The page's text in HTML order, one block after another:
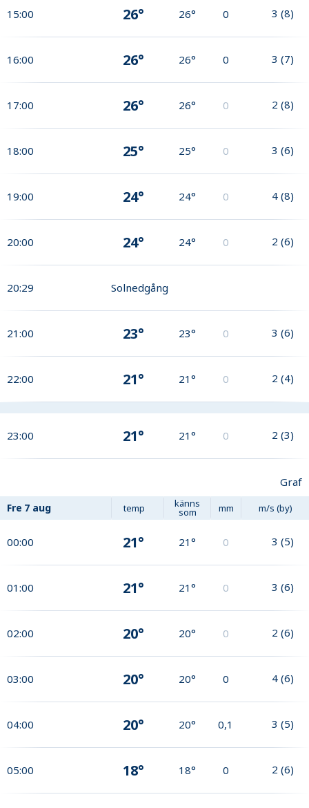
15:00 26° 26° 0 3 (8)
16:00 26° 26° 0 3 (7)
17:00 26° 26° 0 2 (8)
18:00 25° 25° 0 3 (6)
19:00 24° 24° 0 4 (8)
20:00 24° 24° 0 2 (6)
20:29 Solnedgång
21:00 23° 23° 0 3 (6)
22:00 21° 21° 0 2 (4)
23:00 21° 21° 0 2 (3)
Graf
Fre 7 aug temp känns
som mm m/s (by)
00:00 21° 21° 0 3 (5)
01:00 21° 21° 0 3 (6)
02:00 20° 20° 0 2 (6)
03:00 20° 20° 0 4 (6)
04:00 20° 20° 0,1 3 (5)
05:00 18° 18° 0 2 (6)